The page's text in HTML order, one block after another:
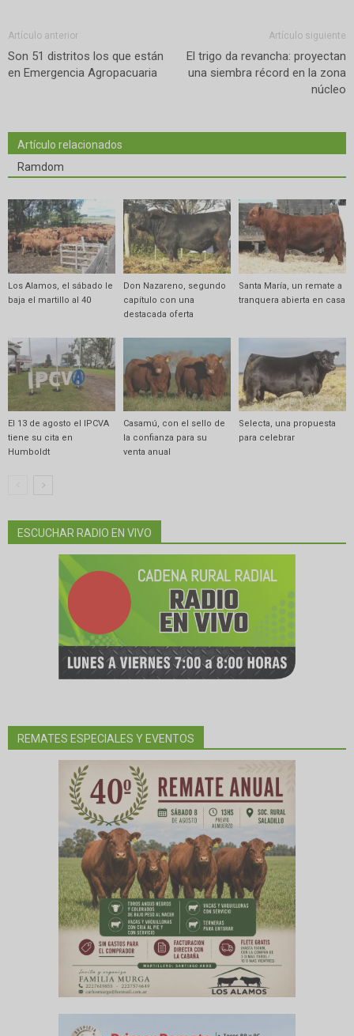
Artículo anterior
Son 51 distritos los que están
en Emergencia Agropacuaria
Artículo siguiente
El trigo da revancha: proyectan
una siembra récord en la zona
núcleo
Artículo relacionados
Ramdom
Los Alamos, el sábado le
baja el martillo al 40
Don Nazareno, segundo
capítulo con una
destacada oferta
Santa María, un remate a
tranquera abierta en casa
El 13 de agosto el IPCVA
tiene su cita en
Humboldt
Casamú, con el sello de
la confianza para su
venta anual
Selecta, una propuesta
para celebrar
ESCUCHAR RADIO EN VIVO
REMATES ESPECIALES Y EVENTOS